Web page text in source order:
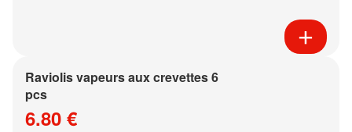
Raviolis vapeurs aux crevettes 6
pcs
6.80 €